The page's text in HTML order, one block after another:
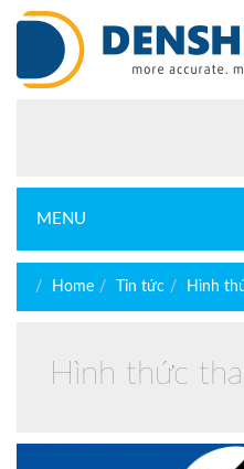
MENU
Home Tin tức Hình
Hình thức